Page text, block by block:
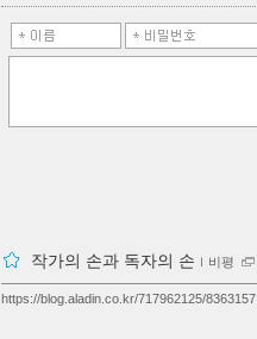
작가의 손과 독자의 손 ｌ 비평
https://blog.aladin.co.kr/717962125/8363157